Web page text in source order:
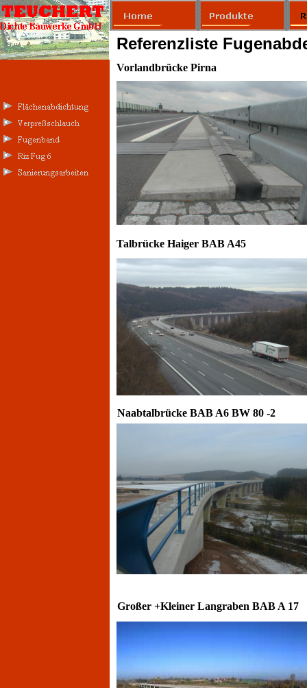
Referenzliste
Vorlandbrücke Pirna
Talbrücke Haiger BAB A45
Naabtalbrücke BAB A6 BW 80 -2
Großer +Kleiner Langraben BAB A 17